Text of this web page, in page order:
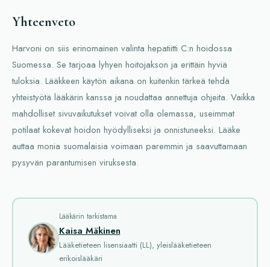
Yhteenveto
Harvoni on siis erinomainen valinta hepatiitti C:n hoidossa
Suomessa. Se tarjoaa lyhyen hoitojakson ja erittäin hyviä
tuloksia. Lääkkeen käytön aikana on kuitenkin tärkeä tehdä
yhteistyötä lääkärin kanssa ja noudattaa annettuja ohjeita. Vaikka
mahdolliset sivuvaikutukset voivat olla olemassa, useimmat
potilaat kokevat hoidon hyödylliseksi ja onnistuneeksi. Lääke
auttaa monia suomalaisia voimaan paremmin ja saavuttamaan
pysyvän parantumisen viruksesta.
Lääkärin tarkistama
Kaisa Mäkinen
Lääketieteen lisensiaatti (LL), yleislääketieteen
erikoislääkäri